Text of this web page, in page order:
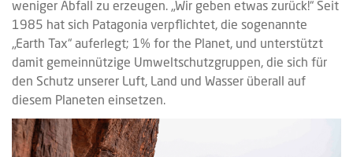
weniger Abfall zu erzeugen. „Wir geben etwas zurück!“ Seit
1985 hat sich Patagonia verpflichtet, die sogenannte
„Earth Tax“ auferlegt; 1% for the Planet, und unterstützt
damit gemeinnützige Umweltschutzgruppen, die sich für
den Schutz unserer Luft, Land und Wasser überall auf
diesem Planeten einsetzen.